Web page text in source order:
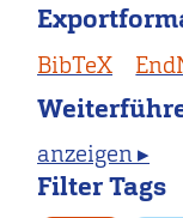
BibTeX
anzeigen ▸
Filter Tags